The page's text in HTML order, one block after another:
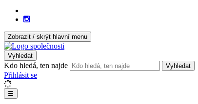
Zobrazit / skrýt hlavní menu
Vyhledat
Kdo hledá, ten najde Vyhledat
Přihlásit se
☰